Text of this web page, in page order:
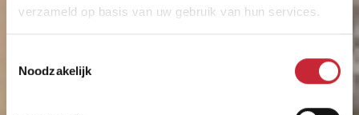
verzameld op basis van uw gebruik van hun services.
Noodzakelijk
Linio
Bekroond met 'Best of Belgium' door Meubelbeurs